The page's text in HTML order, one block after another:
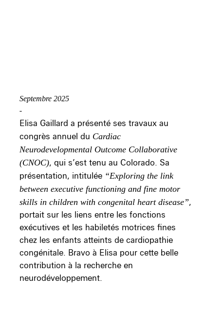
Septembre 2025
-
Elisa Gaillard a présenté ses travaux au
congrès annuel du Cardiac
Neurodevelopmental Outcome Collaborative
(CNOC), qui s’est tenu au Colorado. Sa
présentation, intitulée “Exploring the link
between executive functioning and fine motor
skills in children with congenital heart disease”,
portait sur les liens entre les fonctions
exécutives et les habiletés motrices fines
chez les enfants atteints de cardiopathie
congénitale. Bravo à Elisa pour cette belle
contribution à la recherche en
neurodéveloppement.